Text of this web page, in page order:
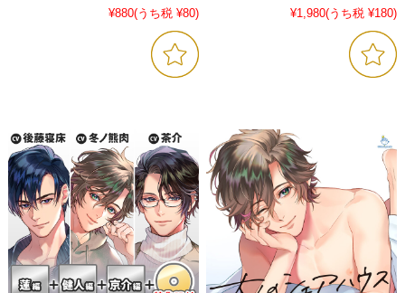
¥880(うち税 ¥80) ¥1,980(うち税 ¥180)